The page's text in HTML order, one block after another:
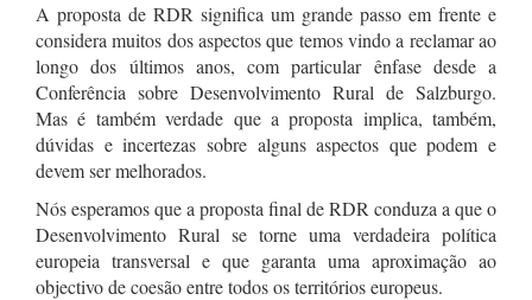
A proposta de RDR significa um grande passo em frente e
considera muitos dos aspectos que temos vindo a reclamar ao
longo dos últimos anos, com particular ênfase desde a
Conferência sobre Desenvolvimento Rural de Salzburgo.
Mas é também verdade que a proposta implica, também,
dúvidas e incertezas sobre alguns aspectos que podem e
devem ser melhorados.
Nós esperamos que a proposta final de RDR conduza a que o
Desenvolvimento Rural se torne uma verdadeira política
europeia transversal e que garanta uma aproximação ao
objectivo de coesão entre todos os territórios europeus.